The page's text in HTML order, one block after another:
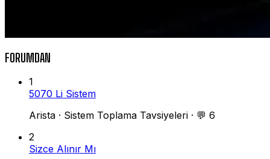
FORUMDAN
1
5070 Li Sistem
Arista · Sistem Toplama Tavsiyeleri · 💬 6
2
Sizce Alınır Mı